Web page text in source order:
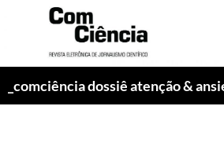
_comciência dossiê atenção &